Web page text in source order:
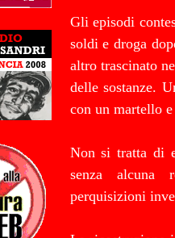
Gli episodi
soldi e droga
altro trascinato
delle sostanze.
con un martello
Non si tratta di
senza alcuna
perquisizioni